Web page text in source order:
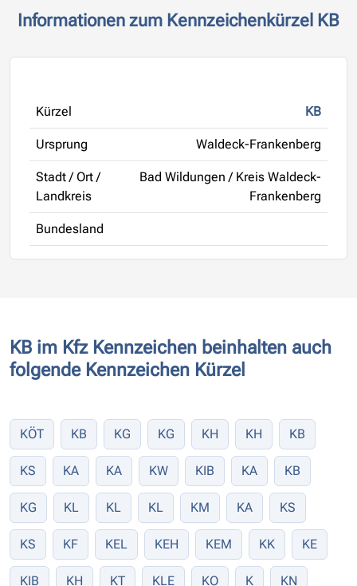
Informationen zum Kennzeichenkürzel KB
Kürzel KB
Ursprung Waldeck-Frankenberg
Stadt / Ort /
Landkreis
Bad Wildungen / Kreis Waldeck-
Frankenberg
Bundesland
KB im Kfz Kennzeichen beinhalten auch
folgende Kennzeichen Kürzel
KÖT KB KG KG KH KH KB
KS KA KA KW KIB KA KB
KG KL KL KL KM KA KS
KS KF KEL KEH KEM KK KE
KIB KH KT KLE KO K KN